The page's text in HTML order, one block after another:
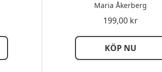
Maria Åkerberg
199,00 kr
KÖP NU